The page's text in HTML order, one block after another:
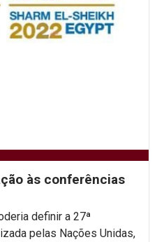
às conferências
definir a 27ª
pelas Nações Unidas,